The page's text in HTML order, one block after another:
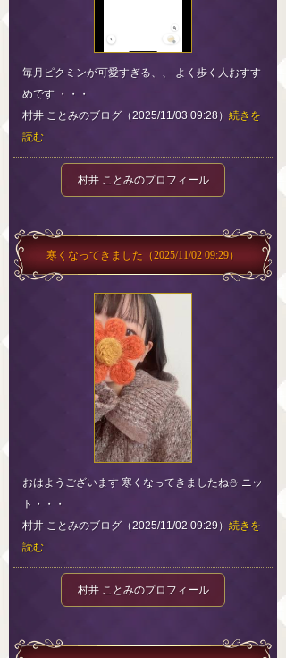
毎月ピクミンが可愛すぎる、、 よく歩く人おすす
めです ・・・
村井 ことみのブログ（2025/11/03 09:28） 続きを
読む
村井 ことみのプロフィール
寒くなってきました （2025/11/02 09:29）
おはようございます 寒くなってきましたね⛄️ ニッ
ト・・・
村井 ことみのブログ（2025/11/02 09:29） 続きを
読む
村井 ことみのプロフィール